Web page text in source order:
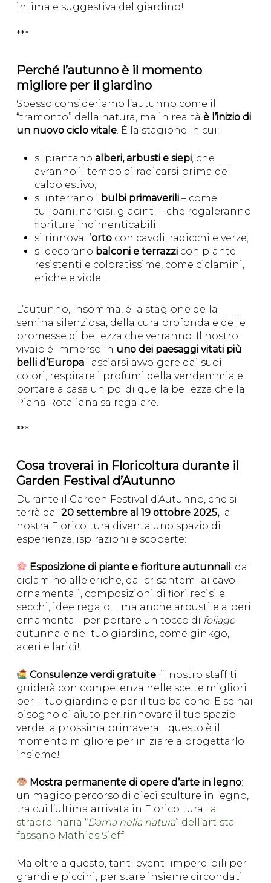
intima e suggestiva del giardino!
***
Perché l’autunno è il momento
migliore per il giardino
Spesso consideriamo l’autunno come il
“tramonto” della natura, ma in realtà è l’inizio di
un nuovo ciclo vitale. È la stagione in cui:
si piantano alberi, arbusti e siepi, che
avranno il tempo di radicarsi prima del
caldo estivo;
si interrano i bulbi primaverili– come
tulipani, narcisi, giacinti – che regaleranno
fioriture indimenticabili;
si rinnova l’ortocon cavoli, radicchi e verze;
si decorano balconi e terrazzicon piante
resistenti e coloratissime, come ciclamini,
eriche e viole.
L’autunno, insomma, è la stagione della
semina silenziosa, della cura profonda e delle
promesse di bellezza che verranno. Il nostro
vivaio è immerso in uno dei paesaggi vitati più
belli d’Europa: lasciarsi avvolgere dai suoi
colori, respirare i profumi della vendemmia e
portare a casa un po’ di quella bellezza che la
Piana Rotaliana sa regalare.
***
Cosa troverai in Floricoltura durante il
Garden Festival d’Autunno
Durante il Garden Festival d’Autunno, che si
terrà dal 20 settembre al 19 ottobre 2025,la
nostra Floricoltura diventa uno spazio di
esperienze, ispirazioni e scoperte:
Esposizione di piante e fioriture autunnali: dal
ciclamino alle eriche, dai crisantemi ai cavoli
ornamentali, composizioni di fiori recisi e
secchi, idee regalo,… ma anche arbusti e alberi
ornamentali per portare un tocco di foliage
autunnale nel tuo giardino, come ginkgo,
aceri e larici!
Consulenze verdi gratuite: il nostro staff ti
guiderà con competenza nelle scelte migliori
per il tuo giardino e per il tuo balcone. E se hai
bisogno di aiuto per rinnovare il tuo spazio
verde la prossima primavera… questo è il
momento migliore per iniziare a progettarlo
insieme!
Mostra permanente di opere d’arte in legno:
un magico percorso di dieci sculture in legno,
tra cui l’ultima arrivata in Floricoltura,
la
straordinaria “Dama nella natura” dell’artista
fassano Mathias Sieff.
Ma oltre a questo, tanti eventi imperdibili per
grandi e piccini, per stare insieme circondati